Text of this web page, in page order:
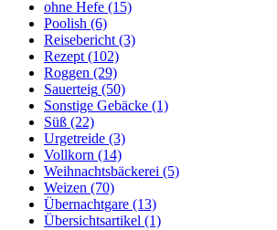
ohne Hefe (15)
Poolish (6)
Reisebericht (3)
Rezept (102)
Roggen (29)
Sauerteig (50)
Sonstige Gebäcke (1)
Süß (22)
Urgetreide (3)
Vollkorn (14)
Weihnachtsbäckerei (5)
Weizen (70)
Übernachtgare (13)
Übersichtsartikel (1)